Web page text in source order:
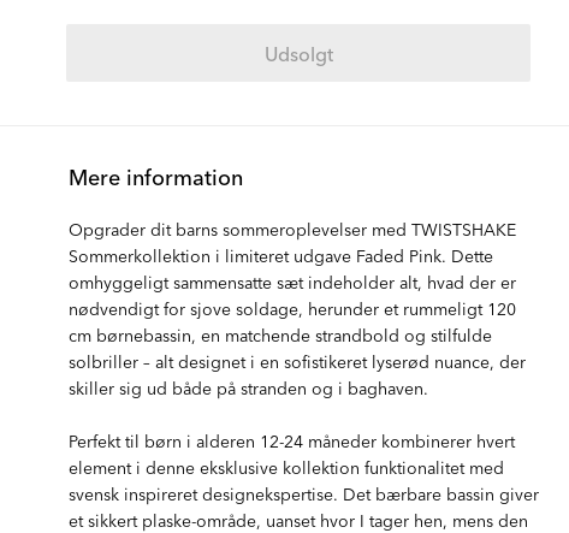
Udsolgt
Mere information
Opgrader dit barns sommeroplevelser med TWISTSHAKE
Sommerkollektion i limiteret udgave Faded Pink. Dette
omhyggeligt sammensatte sæt indeholder alt, hvad der er
nødvendigt for sjove soldage, herunder et rummeligt 120
cm børnebassin, en matchende strandbold og stilfulde
solbriller – alt designet i en sofistikeret lyserød nuance, der
skiller sig ud både på stranden og i baghaven.
Perfekt til børn i alderen 12-24 måneder kombinerer hvert
element i denne eksklusive kollektion funktionalitet med
svensk inspireret designekspertise. Det bærbare bassin giver
et sikkert plaske-område, uanset hvor I tager hen, mens den